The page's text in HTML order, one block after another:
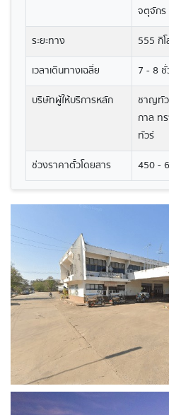
จตุจัก
ระยะทาง
555 กิ
เวลาเดินทางเฉลี่ย
7 - 8 ชั่
บริษัทผู้ให้บริการหลัก
ชาญทั
กาล ท
ทัวร์
ช่วงราคาตั๋วโดยสาร
450 -